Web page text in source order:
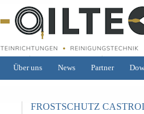
Über uns News Partner
FROSTSCHUTZ